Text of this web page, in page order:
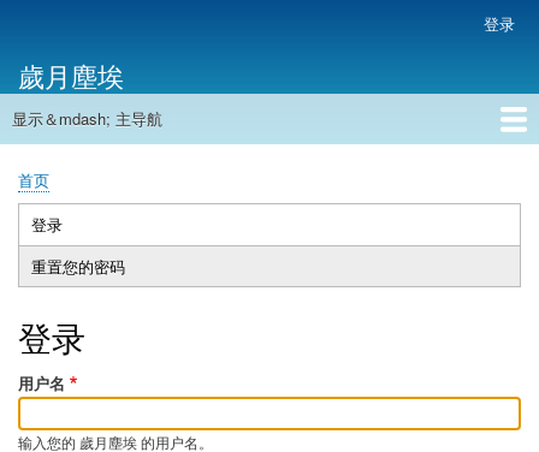
主
内
帐
户
菜
单
登录
歲月塵埃
主
航
显示＆mdash; 主导航
首页
面
包
屑
首页
主
标
登录
动
标
重置您的密码
登录
用户名
输入您的 歲月塵埃 的用户名。